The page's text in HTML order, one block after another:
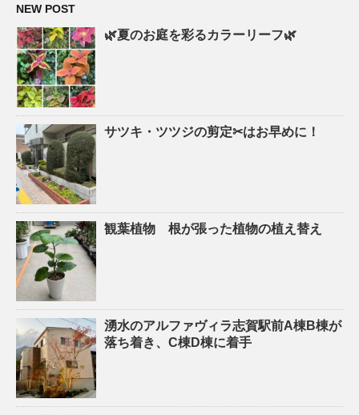
NEW POST
🌿夏のお庭を彩るカラーリーフ🌿
サツキ・ツツジの剪定✂はお早めに！
観葉植物 根が張った植物の植え替え
湧水のアルファヴィラ志賀駅前A棟B棟が
落ち着き、C棟D棟に着手